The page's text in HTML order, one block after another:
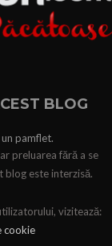
BLOG
pamflet.
preluarea fără a se
blog este interzisă.
vizitează:
cookie